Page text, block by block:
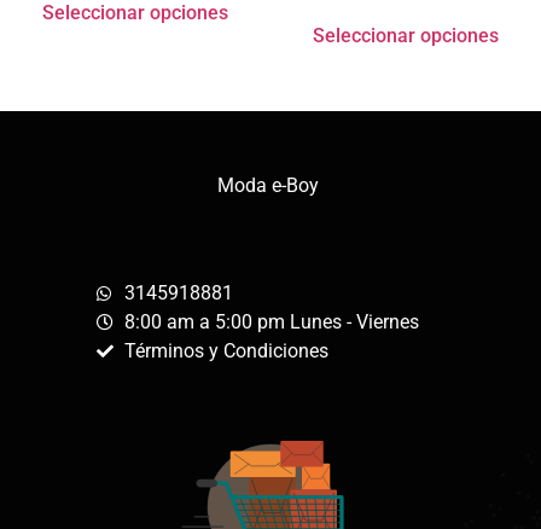
Seleccionar opciones
Seleccionar opciones
Moda e-Boy
3145918881
8:00 am a 5:00 pm Lunes - Viernes
Términos y Condiciones